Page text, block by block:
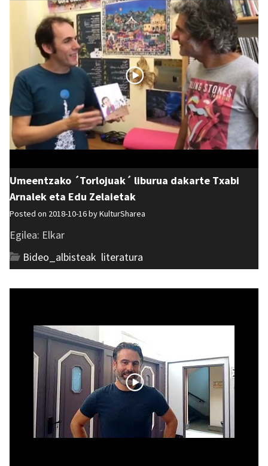
Umeentzako ´Torlojuak´ liburua dakarte Txabi
Arnalek eta Edu Zelaietak
Posted on 2018-10-16 byKulturSharea
Egilea: Elkar
Bideo_albisteak literatura